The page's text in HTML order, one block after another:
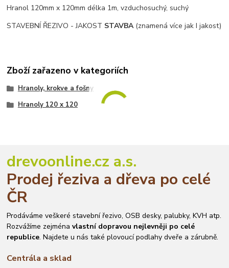
Hranol 120mm x 120mm délka 1m, vzduchosuchý, suchý
STAVEBNÍ ŘEZIVO - JAKOST STAVBA (znamená více jak I jakost)
Zboží zařazeno v kategoriích
Hranoly, krokve a fošny
Hranoly 120 x 120
drevoonline.cz a.s.
Prodej řeziva a dřeva po celé
ČR
Prodáváme veškeré stavební řezivo, OSB desky, palubky, KVH atp.
Rozvážíme zejménavlastní dopravou nejlevněji po celé
republice. Najdete u nás také plovoucí podlahy dveře a zárubně.
Centrála a sklad